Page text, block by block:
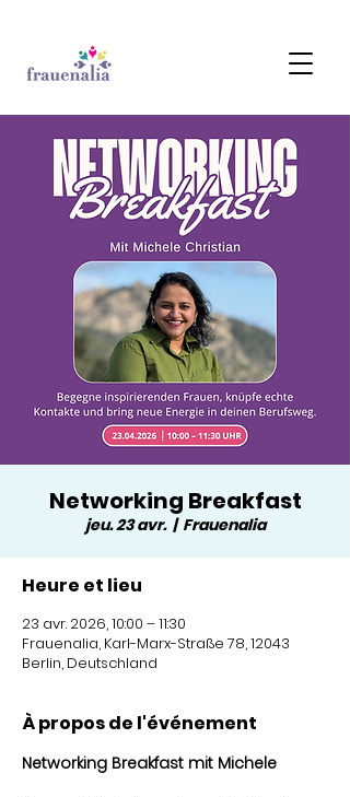
Networking Breakfast
jeu. 23 avr.
  |
Frauenalia
Heure et lieu
23 avr. 2026, 10:00 – 11:30
Frauenalia, Karl-Marx-Straße 78, 12043
Berlin, Deutschland
À propos de l'événement
Networking Breakfast mit Michele